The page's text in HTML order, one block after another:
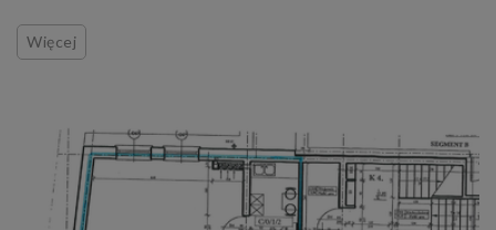
Więcej